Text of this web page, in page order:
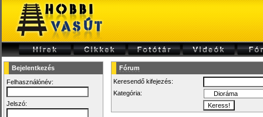
Bejelentkezés
Felhasználónév:
Jelszó:
Fórum
Keresendő kifejezés:
Kategória: